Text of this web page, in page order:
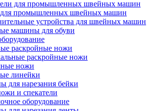
для промышленных швейных машин
промышленных швейных машин
устройства для швейных машин
машины для обуви
раскройные ножи
раскройные ножи
ножи
линейки
для нарезания бейки
и спекатели
оборудование